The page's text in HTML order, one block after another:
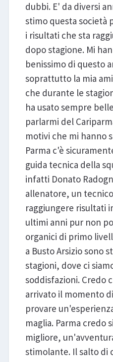
dubbi. E' da diversi
stimo questa società
i risultati che sta
dopo stagione. Mi
benissimo di questo
soprattutto la mia
che durante le
ha usato sempre
parlarmi del
motivi che mi hanno
Parma c'è
guida tecnica della
infatti Donato
allenatore, un
raggiungere risultati
ultimi anni pur non
organici di primo
a Busto Arsizio sono
stagioni, dove ci
soddisfazioni. Credo
arrivato il momento
provare
maglia. Parma credo
migliore,
stimolante. Il salto di